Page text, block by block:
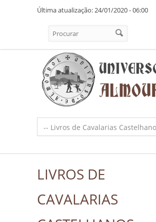
Pasar al contenido principal
Última atualização: 24/01/2020 - 06:00
Formulario de búsqueda
Procurar
LIVROS DE
CAVALARIAS